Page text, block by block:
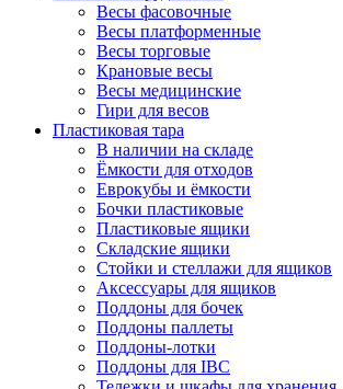
Весы фасовочные
Весы платформенные
Весы торговые
Крановые весы
Весы медицинские
Гири для весов
Пластиковая тара
В наличии на складе
Ёмкости для отходов
Еврокубы и ёмкости
Бочки пластиковые
Пластиковые ящики
Складские ящики
Стойки и стеллажи для ящиков
Аксессуары для ящиков
Поддоны для бочек
Поддоны паллеты
Поддоны-лотки
Поддоны для IBC